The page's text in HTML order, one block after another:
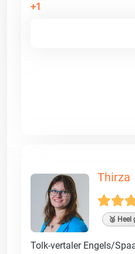
+1
Thirza
🥈 Heel
Tolk-vertaler Engels/